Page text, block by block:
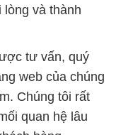
lòng và thành
tư vấn, quý
web của chúng
Chúng tôi rất
quan hệ lâu